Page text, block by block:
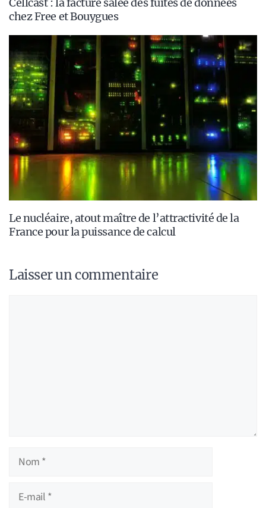
chez Free et Bouygues
Le nucléaire, atout maître de l’attractivité de la
France pour la puissance de calcul
Laisser un commentaire
Nom